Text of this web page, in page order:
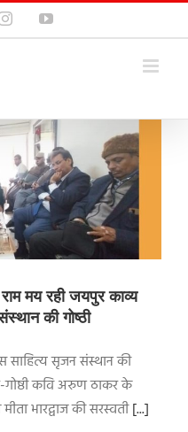
InstagramYouTube
मय रही जयपुर काव्य
की गोष्ठी
सृजन संस्थान की
गोष्ठी कवि अरुण ठाकर के
भारद्वाज की सरस्वती[...]